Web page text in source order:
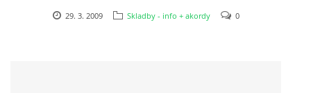
KONCERTY 1965 - 1969
29. 3. 2009 Skladby - info + akordy 0